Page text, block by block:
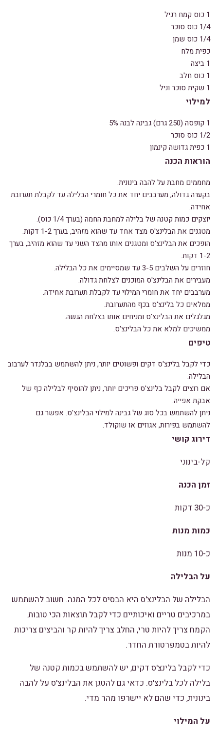
1 כוס קמח רגיל
1/4 כוס סוכר
1/4 כוס שמן
כפית מלח
1 ביצה
1 כוס חלב
1 שקית סוכר וניל
למילוי
1 קופסה (250 גרם) גבינה לבנה 5%
1/2 כוס סוכר
1 כפית גדושה קינמון
הוראות הכנה
מחממים מחבת על להבה בינונית.
בקערה גדולה, מערבבים יחד את כל חומרי הבלילה עד לקבלת תערובת
אחידה.
יוצקים כמות קטנה של בלילה למחבת החמה (בערך 1/4 כוס).
מטגנים את הבלינצ'ס מצד אחד עד שהוא מזהיב, בערך 1-2 דקות.
הופכים את הבלינצ'ס ומטגנים אותו מהצד השני עד שהוא מזהיב, בערך
1-2 דקות.
חוזרים על השלבים 3-5 עד שמסיימים את כל הבלילה.
מעבירים את הבלינצ'ס המוכנים לצלחת גדולה.
מערבבים יחד את חומרי המילוי עד לקבלת תערובת אחידה.
ממלאים כל בלינצ'ס בכף מהתערובת.
מגלגלים את הבלינצ'ס ומניחים אותו בצלחת הגשה.
ממשיכים למלא את כל הבלינצ'ס.
טיפים
כדי לקבל בלינצ'ס דקים ופשוטים יותר, ניתן להשתמש בבלנדר לערבוב
הבלילה.
אם רוצים לקבל בלינצ'ס פריכים יותר, ניתן להוסיף לבלילה כף של
אבקת אפייה.
ניתן להשתמש בכל סוג של גבינה למילוי הבלינצ'ס. אפשר גם
להשתמש בפירות, אגוזים או שוקולד.
דירוג קושי
קל-בינוני
זמן הכנה
כ-30 דקות
כמות מנות
כ-10 מנות
על הבלילה
הבלילה של הבלינצ'ס היא הבסיס לכל המנה. חשוב להשתמש
במרכיבים טריים ואיכותיים כדי לקבל תוצאות הכי טובות.
הקמח צריך להיות טרי, החלב צריך להיות קר והביצים צריכות
להיות בטמפרטורת החדר.
כדי לקבל בלינצ'ס דקים, יש להשתמש בכמות קטנה של
בלילה לכל בלינצ'ס. כדאי גם להטגן את הבלינצ'ס על להבה
בינונית, כדי שהם לא יישרפו מהר מדי.
על המילוי